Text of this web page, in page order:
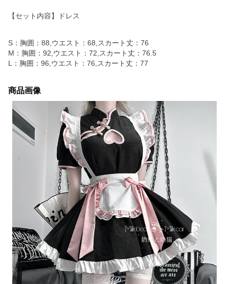
【セット内容】ドレス
S：胸囲：88,ウエスト：68,スカート丈：76
M：胸囲：92,ウエスト：72,スカート丈：76.5
L：胸囲：96,ウエスト：76,スカート丈：77
商品画像